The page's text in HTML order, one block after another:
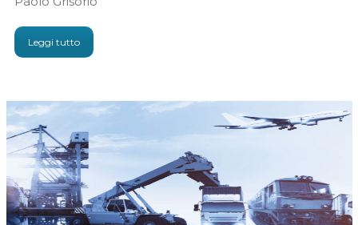
Leggi tutto